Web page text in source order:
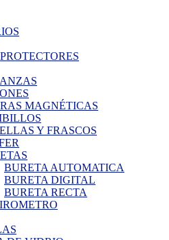
MAGNÉTICAS
Y FRASCOS
BURETA AUTOMATICA
BURETA DIGITAL
BURETA RECTA